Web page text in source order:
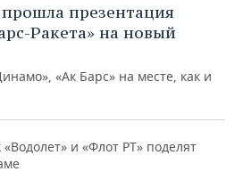
презентация
Ракета» на новый
«Ак Барс» на месте, как и